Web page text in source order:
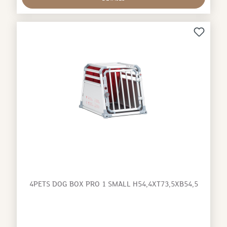
4PETS DOG BOX PRO 1 SMALL H54,4XT73,5XB54,5